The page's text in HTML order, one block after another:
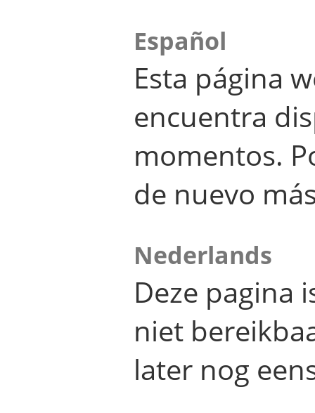
Español
Esta página
encuentra
momentos.
de nuevo
Nederlands
Deze pagina
niet
later nog